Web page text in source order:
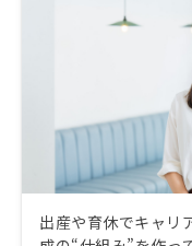
出産や育休でキャリ